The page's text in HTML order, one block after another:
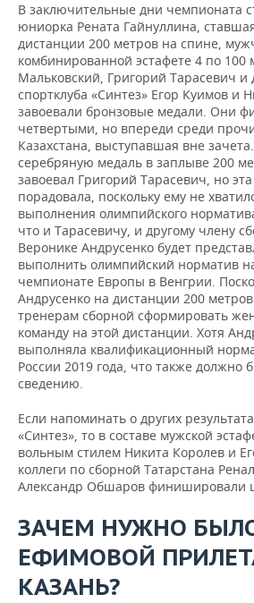
В заключительные дни чемпионата
юниорка Рената Гайнуллина,
дистанции 200 метров на спине,
комбинированной эстафете 4 по 100
Мальковский, Григорий Тарасевич и
спортклуба «Синтез» Егор Куимов и
завоевали бронзовые медали. Они
четвертыми, но впереди среди
Казахстана, выступавшая вне
серебряную медаль в заплыве 200
завоевал Григорий Тарасевич, но
порадовала, поскольку ему не
выполнения олимпийского
что и Тарасевичу, и другому члену
Веронике Андрусенко будет
выполнить олимпийский норматив
чемпионате Европы в Венгрии.
Андрусенко на дистанции 200
тренерам сборной сформировать
команду на этой дистанции. Хотя
выполняла квалификационный
России 2019 года, что также должно
сведению.
Если напоминать о других
«Синтез», то в составе мужской
вольным стилем Никита Королев и
коллеги по сборной Татарстана
Александр Обшаров финишировали
ЗАЧЕМ НУЖНО
ЕФИМОВОЙ
КАЗАНЬ?